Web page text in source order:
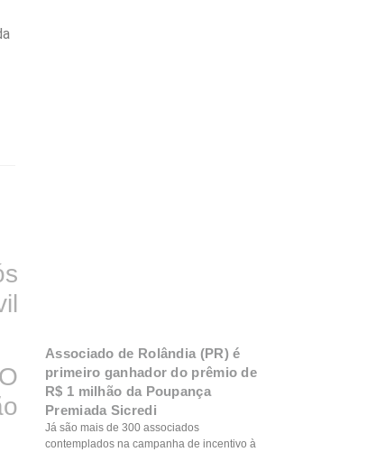
Associado de Rolândia (PR) é
primeiro ganhador do prêmio de
R$ 1 milhão da Poupança
Premiada Sicredi
Já são mais de 300 associados
contemplados na campanha de incentivo à